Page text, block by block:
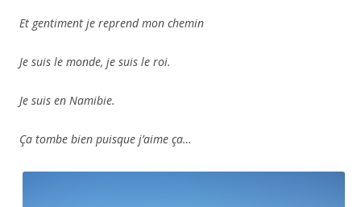
Et gentiment je reprend mon chemin
Je suis le monde, je suis le roi.
Je suis en Namibie.
Ça tombe bien puisque j’aime ça…